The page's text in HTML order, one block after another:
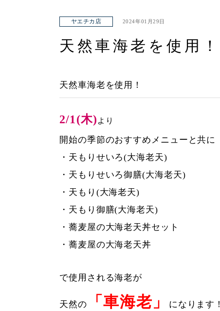
ヤエチカ店 2024年01月29日
天然車海老を使用！
天然車海老を使用！
2/1(木) より
開始の季節のおすすめメニューと共に
・天もりせいろ(大海老天)
・天もりせいろ御膳(大海老天)
・天もり(大海老天)
・天もり御膳(大海老天)
・蕎麦屋の大海老天丼セット
・蕎麦屋の大海老天丼
で使用される海老が
天然の 「車海老」 になります！